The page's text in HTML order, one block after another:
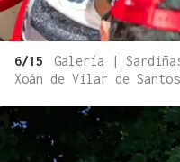
6/15
Galería |
Xoán de Vilar de Santos